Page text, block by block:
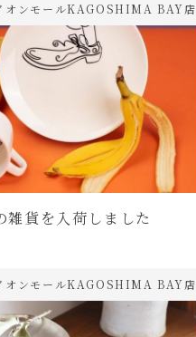
オンモールKAGOSHIMA BAY店
貨を入荷しました
オンモールKAGOSHIMA BAY店